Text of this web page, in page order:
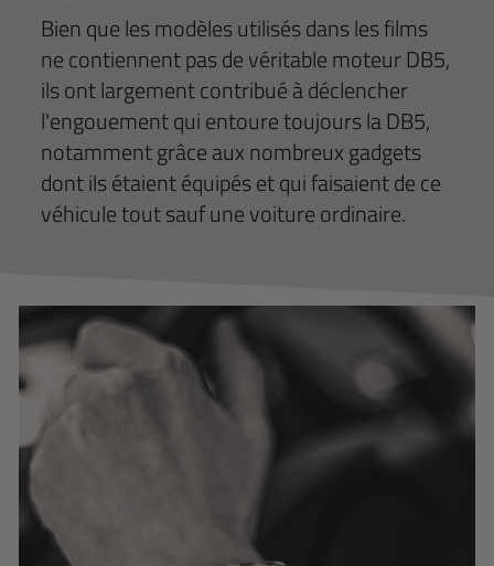
Bien que les modèles utilisés dans les films
ne contiennent pas de véritable moteur DB5,
ils ont largement contribué à déclencher
l'engouement qui entoure toujours la DB5,
notamment grâce aux nombreux gadgets
dont ils étaient équipés et qui faisaient de ce
véhicule tout sauf une voiture ordinaire.